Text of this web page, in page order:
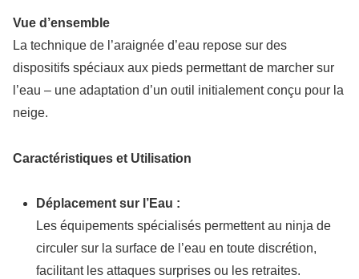
Vue d’ensemble
La technique de l’araignée d’eau repose sur des
dispositifs spéciaux aux pieds permettant de marcher sur
l’eau – une adaptation d’un outil initialement conçu pour la
neige.
Caractéristiques et Utilisation
Déplacement sur l’Eau :
Les équipements spécialisés permettent au ninja de
circuler sur la surface de l’eau en toute discrétion,
facilitant les attaques surprises ou les retraites.